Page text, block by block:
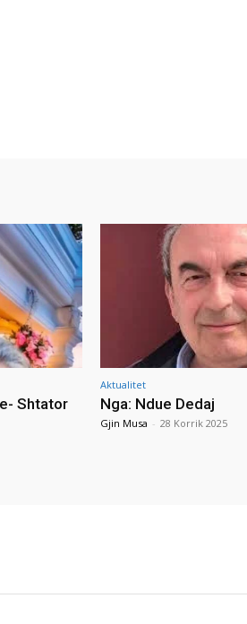
Shtator
Aktualitet
Nga: Ndue Dedaj
Gjin Musa - 28 Korrik 2025